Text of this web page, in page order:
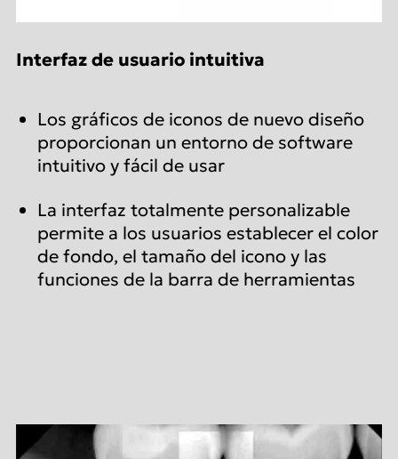
Interfaz de usuario intuitiva
Los gráficos de iconos de nuevo diseño
proporcionan un entorno de software
intuitivo y fácil de usar
La interfaz totalmente personalizable
permite a los usuarios establecer el color
de fondo, el tamaño del icono y las
funciones de la barra de herramientas